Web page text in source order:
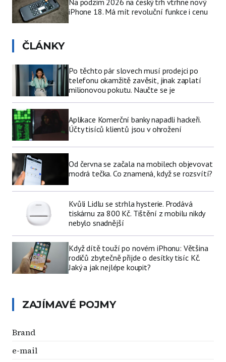
Na podzim 2026 na český trh vtrhne nový
iPhone 18. Má mít revoluční funkce i cenu
ČLÁNKY
Po těchto pár slovech musí prodejci po
telefonu okamžitě zavěsit, jinak zaplatí
milionovou pokutu. Naučte se je
Aplikace Komerční banky napadli hackeři.
Účty tisíců klientů jsou v ohrožení
Od června se začala na mobilech objevovat
modrá tečka. Co znamená, když se rozsvítí?
Kvůli Lidlu se strhla hysterie. Prodává
tiskárnu za 800 Kč. Tištění z mobilu nikdy
nebylo snadnější
Když dítě touží po novém iPhonu: Většina
rodičů zbytečně přijde o desítky tisíc Kč.
Jaký a jak nejlépe koupit?
ZAJÍMAVÉ POJMY
Brand
e-mail